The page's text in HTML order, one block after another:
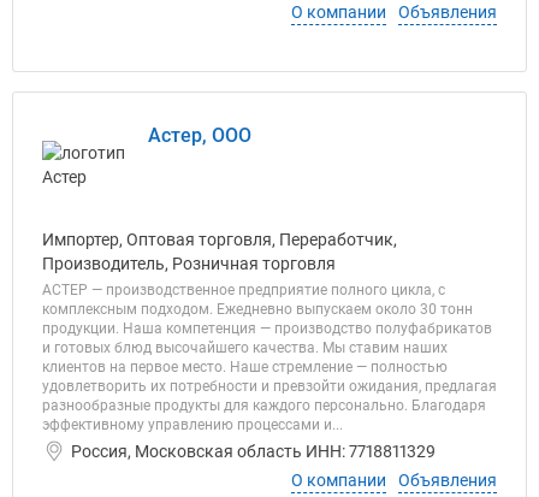
О компании Объявления
Астер, ООО
Импортер, Оптовая торговля, Переработчик,
Производитель, Розничная торговля
АСТЕР — производственное предприятие полного цикла, с
комплексным подходом. Ежедневно выпускаем около 30 тонн
продукции. Наша компетенция — производство полуфабрикатов
и готовых блюд высочайшего качества. Мы ставим наших
клиентов на первое место. Наше стремление — полностью
удовлетворить их потребности и превзойти ожидания, предлагая
разнообразные продукты для каждого персонально. Благодаря
эффективному управлению процессами и...
Россия, Московская область ИНН: 7718811329
О компании
Объявления